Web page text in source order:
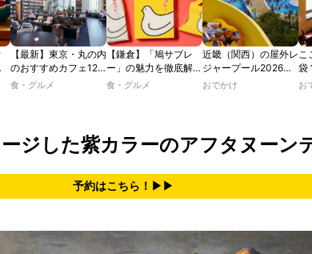
【最新】東京・丸の内
のおすすめカフェ12
選｜ひとりでゆったり
ルラウンジまで！
食・グルメ
【鎌倉】「鳩サブレ
ー」の魅力を徹底解
説！ 定番商品から限
食・グルメ
近畿（関西）の屋外レ
ジャープール2026！
ウォータースライダー
おでかけ
こ
袋
ッ
お
ジした紫カラーのアフタヌーン
予約はこちら！▶▶